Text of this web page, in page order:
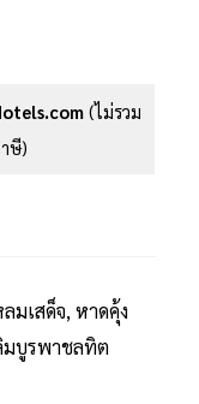
(ไม่รวม
ษี)
มเสด็จ, หาดคุ้ง
มบูรพาชลทิต